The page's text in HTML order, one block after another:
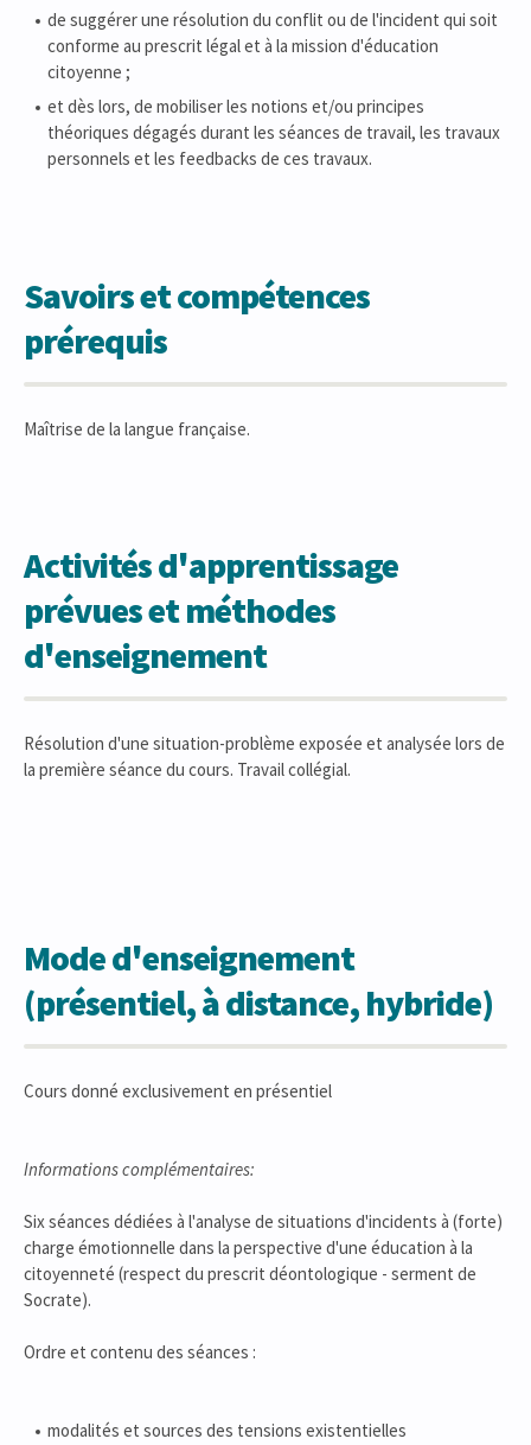
de suggérer une résolution du conflit ou de l'incident qui soit
conforme au prescrit légal et à la mission d'éducation
citoyenne ;
et dès lors, de mobiliser les notions et/ou principes
théoriques dégagés durant les séances de travail, les travaux
personnels et les feedbacks de ces travaux.
Savoirs et compétences
prérequis
Maîtrise de la langue française.
Activités d'apprentissage
prévues et méthodes
d'enseignement
Résolution d'une situation-problème exposée et analysée lors de
la première séance du cours. Travail collégial.
Mode d'enseignement
(présentiel, à distance, hybride)
Cours donné exclusivement en présentiel
Informations complémentaires:
Six séances dédiées à l'analyse de situations d'incidents à (forte)
charge émotionnelle dans la perspective d'une éducation à la
citoyenneté (respect du prescrit déontologique - serment de
Socrate).
Ordre et contenu des séances :
modalités et sources des tensions existentielles